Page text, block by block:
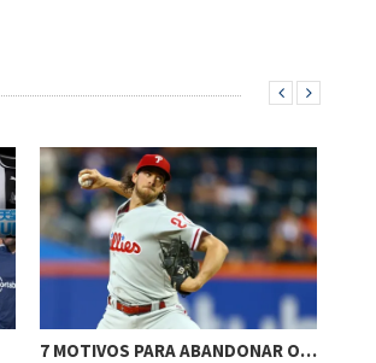
7 MOTIVOS PARA ABANDONAR O…